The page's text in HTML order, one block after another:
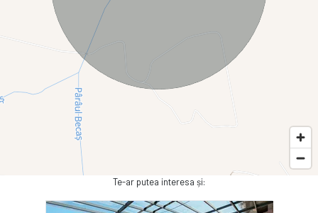
Te-ar putea interesa și: